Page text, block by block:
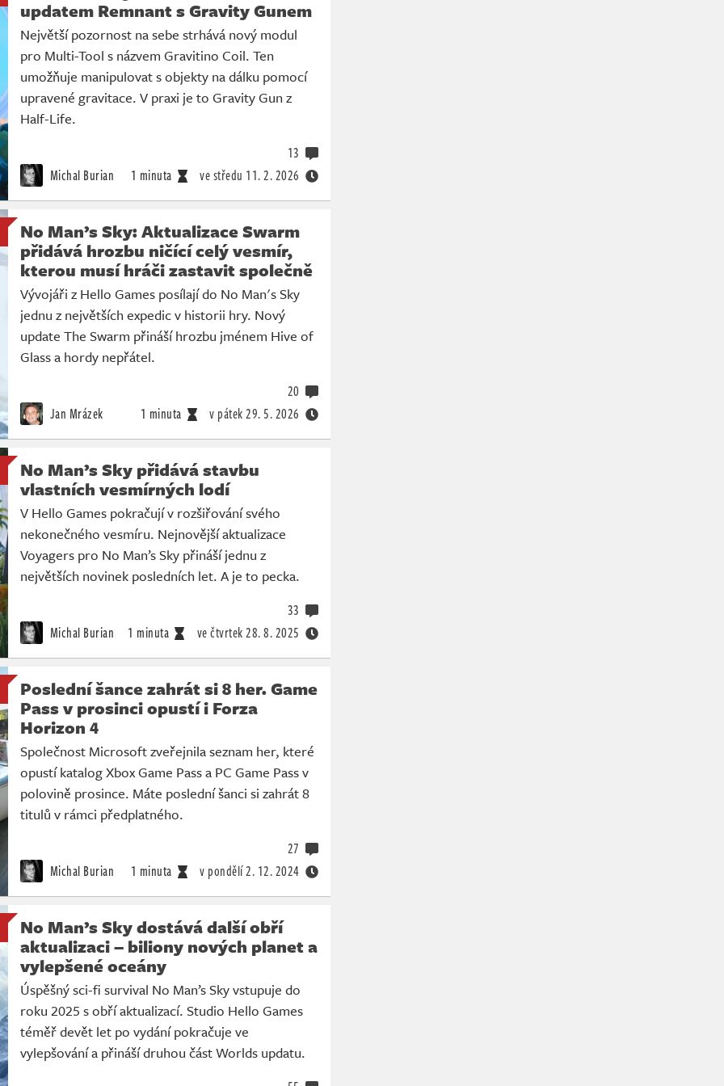
updatem Remnant s Gravity Gunem
Největší pozornost na sebe strhává nový modul
pro Multi-Tool s názvem Gravitino Coil. Ten
umožňuje manipulovat s objekty na dálku pomocí
upravené gravitace. V praxi je to Gravity Gun z
Half-Life.
Michal Burian 1 minuta ve středu 11. 2. 2026
13
No Man’s Sky: Aktualizace Swarm
přidává hrozbu ničící celý vesmír,
kterou musí hráči zastavit společně
Vývojáři z Hello Games posílají do No Man's Sky
jednu z největších expedic v historii hry. Nový
update The Swarm přináší hrozbu jménem Hive of
Glass a hordy nepřátel.
Jan Mrázek 1 minuta v pátek29. 5. 2026
20
No Man’s Sky přidává stavbu
vlastních vesmírných lodí
V Hello Games pokračují v rozšiřování svého
nekonečného vesmíru. Nejnovější aktualizace
Voyagers pro No Man’s Sky přináší jednu z
největších novinek posledních let. A je to pecka.
Michal Burian 1 minuta ve čtvrtek28. 8. 2025
33
Poslední šance zahrát si 8 her. Game
Pass v prosinci opustí i Forza
Horizon 4
Společnost Microsoft zveřejnila seznam her, které
opustí katalog Xbox Game Pass a PC Game Pass v
polovině prosince. Máte poslední šanci si zahrát 8
titulů v rámci předplatného.
Michal Burian 1 minuta v pondělí2. 12. 2024
27
No Man’s Sky dostává další obří
aktualizaci – biliony nových planet a
vylepšené oceány
Úspěšný sci-fi survival No Man’s Sky vstupuje do
roku 2025 s obří aktualizací. Studio Hello Games
téměř devět let po vydání pokračuje ve
vylepšování a přináší druhou část Worlds updatu.